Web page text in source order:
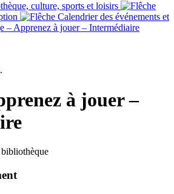
culture, sports et loisirs
Calendrier des événements et
– Apprenez à jouer – Intermédiaire
à jouer –